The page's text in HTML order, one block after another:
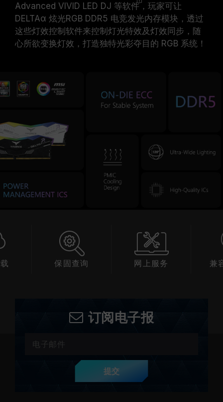
Advanced VIVID LED DJ 等软件，玩家可让
DELTAα 炫光RGB DDR5 电竞发光内存模块，透过
这些灯效控制软件来控制灯光特效及灯效同步，随
心所欲变换灯效，打造独特光彩夺目的 RGB 系统！
保固查询 网上服务 兼
订阅电子报
提交